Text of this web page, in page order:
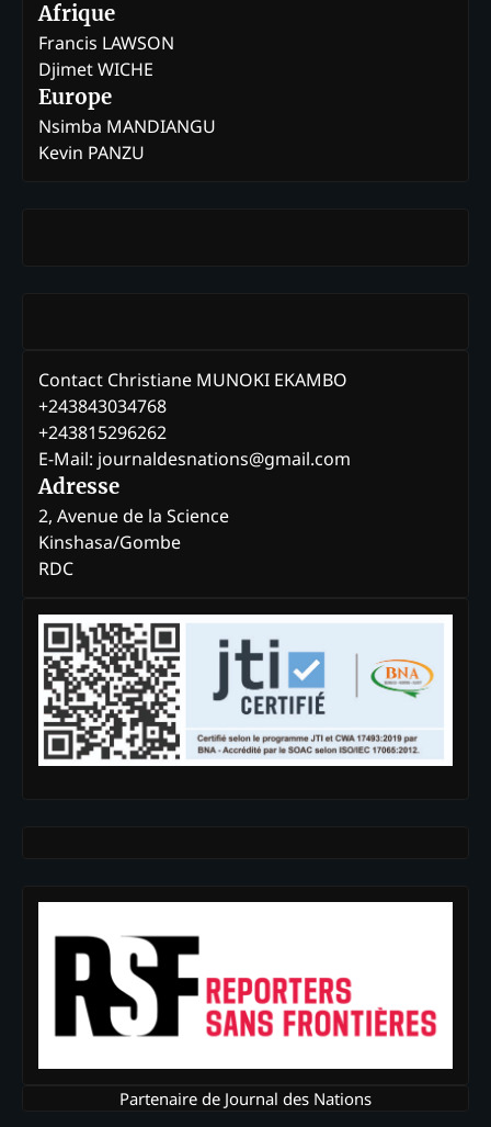
Afrique
Francis LAWSON
Djimet WICHE
Europe
Nsimba MANDIANGU
Kevin PANZU
Contact Christiane MUNOKI EKAMBO
+243843034768
+243815296262
E-Mail: journaldesnations@gmail.com
Adresse
2, Avenue de la Science
Kinshasa/Gombe
RDC
Partenaire de Journal des Nations